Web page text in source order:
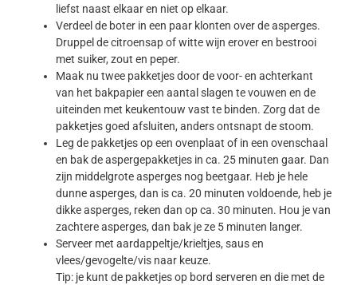
liefst naast elkaar en niet op elkaar.
Verdeel de boter in een paar klonten over de asperges.
Druppel de citroensap of witte wijn erover en bestrooi
met suiker, zout en peper.
Maak nu twee pakketjes door de voor- en achterkant
van het bakpapier een aantal slagen te vouwen en de
uiteinden met keukentouw vast te binden. Zorg dat de
pakketjes goed afsluiten, anders ontsnapt de stoom.
Leg de pakketjes op een ovenplaat of in een ovenschaal
en bak de aspergepakketjes in ca. 25 minuten gaar. Dan
zijn middelgrote asperges nog beetgaar. Heb je hele
dunne asperges, dan is ca. 20 minuten voldoende, heb je
dikke asperges, reken dan op ca. 30 minuten. Hou je van
zachtere asperges, dan bak je ze 5 minuten langer.
Serveer met aardappeltje/krieltjes, saus en
vlees/gevogelte/vis naar keuze.
Tip: je kunt de pakketjes op bord serveren en die met de